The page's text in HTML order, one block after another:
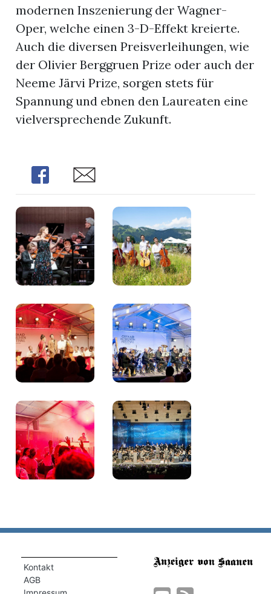
modernen Inszenierung der Wagner-
Oper, welche einen 3-D-Effekt kreierte.
Auch die diversen Preisverleihungen, wie
der Olivier Berggruen Prize oder auch der
Neeme Järvi Prize, sorgen stets für
Spannung und ebnen den Laureaten eine
vielversprechende Zukunft.
Share Share
Kontakt
AGB